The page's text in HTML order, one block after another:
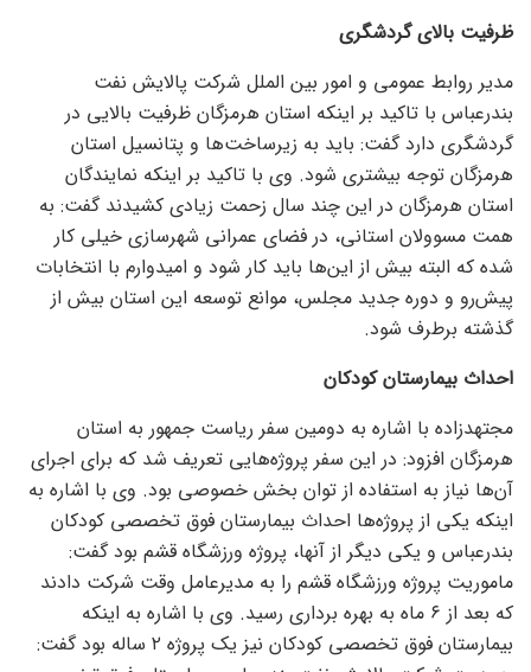
ظرفیت بالای گردشگری
مدیر روابط عمومی و امور بین الملل شرکت پالایش نفت
بندرعباس با تاکید بر اینکه استان هرمزگان ظرفیت بالایی در
گردشگری دارد گفت: باید به زیرساخت‌ها و پتانسیل استان
هرمزگان توجه بیشتری شود. وی با تاکید بر اینکه نمایندگان
استان هرمزگان در این چند سال زحمت زیادی کشیدند گفت: به
همت مسوولان استانی، در فضای عمرانی شهرسازی خیلی کار
شده که البته بیش از این‌ها باید کار شود و امیدوارم با انتخابات
پیش‌رو و دوره جدید مجلس، موانع توسعه این استان بیش از
گذشته برطرف شود.
احداث بیمارستان کودکان
مجتهدزاده با اشاره به دومین سفر ریاست جمهور به استان
هرمزگان افزود: در این سفر پروژه‌هایی تعریف شد که برای اجرای
آن‌ها نیاز به استفاده از توان بخش خصوصی بود. وی با اشاره به
اینکه یکی از پروژه‌ها احداث بیمارستان فوق تخصصی کودکان
بندرعباس و یکی دیگر از آنها، پروژه ورزشگاه قشم بود گفت:
ماموریت پروژه ورزشگاه قشم را به مدیرعامل وقت شرکت دادند
که بعد از ۶ ماه به بهره برداری رسید. وی با اشاره به اینکه
بیمارستان فوق تخصصی کودکان نیز یک پروژه ۲ ساله بود گفت: